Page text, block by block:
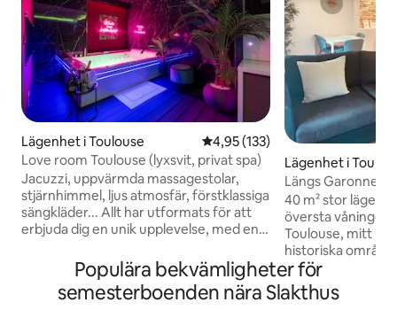
Lägenhet i Toulouse 4,95 av 5 i genomsnittligt
4,95 (133)
Love room Toulouse (lyxsvit, privat spa)
Jacuzzi, uppvärmda massagestolar,
stjärnhimmel, ljus atmosfär, förstklassiga
sängkläder... Allt har utformats för att
erbjuda dig en unik upplevelse, med en
Ytterligare alternativ finns tillgängliga på
begäran för att göra din vistelse ännu
roligare. Lägenheten ligger i stadsdelen
Lägenhet i
Längs Garonne
Neuf
40 m² stor
översta våningen
Toulouse, mitt i
historiska
vänstra strand
sin autentiska
tegelbyggnader
Populära bekvämligheter för
semesterboenden nära Slakthus